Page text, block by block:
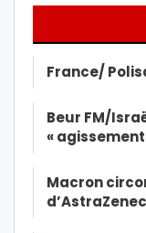
France/
Beur FM/
«
Macron